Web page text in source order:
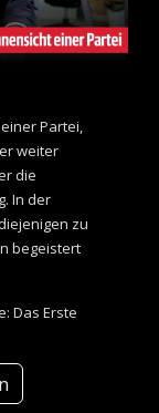
Partei,
weiter
die
In der
zu
begeistert
Das Erste